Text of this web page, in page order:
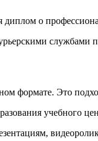
диплом о
службами
формате. Это
учебного